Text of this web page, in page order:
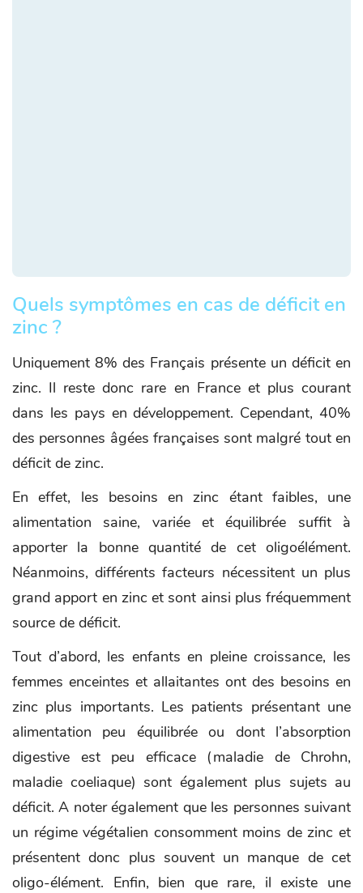
Quels symptômes en cas de déficit en
zinc ?
Uniquement 8% des Français présente un déficit en
zinc. Il reste donc rare en France et plus courant
dans les pays en développement. Cependant, 40%
des personnes âgées françaises sont malgré tout en
déficit de zinc.
En effet, les besoins en zinc étant faibles, une
alimentation saine, variée et équilibrée suffit à
apporter la bonne quantité de cet oligoélément.
Néanmoins, différents facteurs nécessitent un plus
grand apport en zinc et sont ainsi plus fréquemment
source de déficit.
Tout d’abord, les enfants en pleine croissance, les
femmes enceintes et allaitantes ont des besoins en
zinc plus importants. Les patients présentant une
alimentation peu équilibrée ou dont l’absorption
digestive est peu efficace (maladie de Chrohn,
maladie coeliaque) sont également plus sujets au
déficit. A noter également que les personnes suivant
un régime végétalien consomment moins de zinc et
présentent donc plus souvent un manque de cet
oligo-élément. Enfin, bien que rare, il existe une